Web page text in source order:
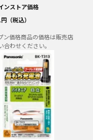
ンストア価格
円（税込）
ン価格商品の価格は販売店
合わせください。